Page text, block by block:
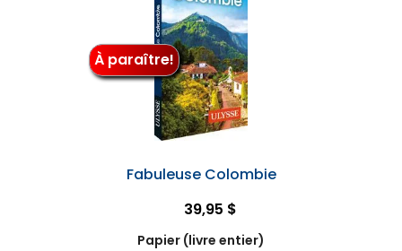
À paraître!
Fabuleuse Colombie
39,95 $
Papier (livre entier)